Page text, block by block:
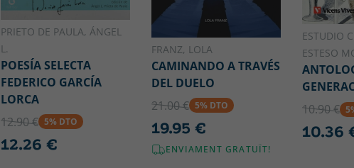
PRIETO DE PAULA, ÁNGEL
L.
POESÍA SELECTA
FEDERICO GARCÍA
LORCA
12.90 € 5% DTO
12.26 €
FRANZ, LOLA
CAMINANDO A TRAVÉS
DEL DUELO
21.00 € 5% DTO
19.95 €
ENVIAMENT GRATUÏT!
ESTUDIO
ESTESO
10.90 €
10.36